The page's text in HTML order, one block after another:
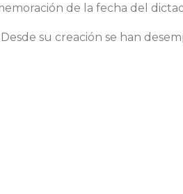
de la fecha del
Desde su creación se han